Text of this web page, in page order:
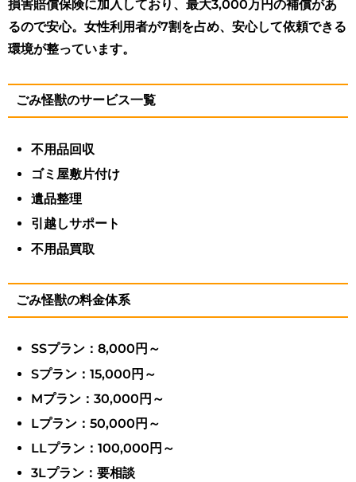
損害賠償保険に加入しており、最大3,000万円の補償があ
るので安心。女性利用者が7割を占め、安心して依頼できる
環境が整っています。
ごみ怪獣のサービス一覧
不用品回収
ゴミ屋敷片付け
遺品整理
引越しサポート
不用品買取
ごみ怪獣の料金体系
SSプラン：8,000円～
Sプラン：15,000円～
Mプラン：30,000円～
Lプラン：50,000円～
LLプラン：100,000円～
3Lプラン：要相談